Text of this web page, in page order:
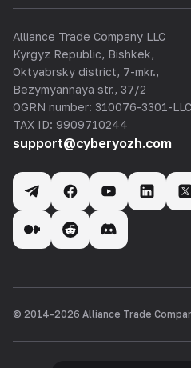
Alliance Trade Company LLC
Kyrgyz Republic, Bishkek,
Oktyabrsky district, 7-mkr.,
Bezymyannaya str., 37/2
OGRN number: 310076-3301-LLC
TAX ID: 9909710244
support@cyberyozh.com
© 2014-2026 Alliance Trade